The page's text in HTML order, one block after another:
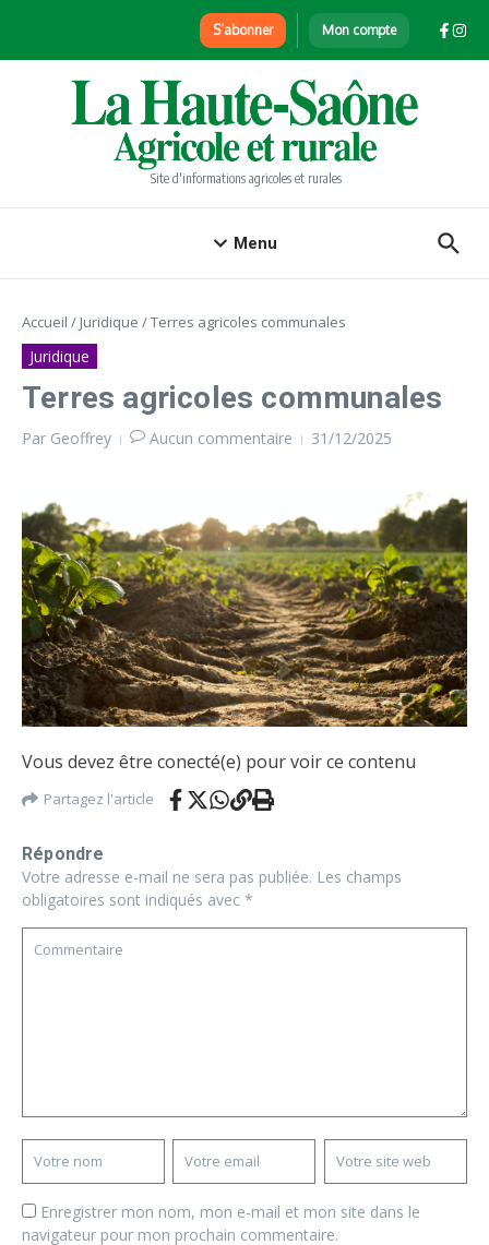
S’abonner Mon compte
Site d'informations agricoles et rurales
Menu
Accueil / Juridique /Terres agricoles communales
Juridique
Terres agricoles communales
Par Geoffrey Aucun commentaire 31/12/2025
Vous devez être conecté(e) pour voir ce contenu
Partagez l'article
Répondre
Votre adresse e-mail ne sera pas publiée. Les champs
obligatoires sont indiqués avec *
Enregistrer mon nom, mon e-mail et mon site dans le
navigateur pour mon prochain commentaire.